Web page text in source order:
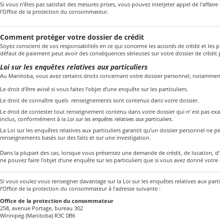
Si vous n’êtes pas satisfait des mesures prises, vous pouvez interjeter appel de
l'Office de la protection du consommateur.
Comment protéger votre dossier de crédit
Soyez conscient de vos responsabilités en ce qui concerne les accords de crédit et les
défaut de paiement peut avoir des conséquences sérieuses sur votre dossier de crédit
Loi sur les enquêtes relatives aux particuliers
Au Manitoba, vous avez certains droits concernant votre dossier personnel,
Le droit d’être avisé si vous faites l’objet d’une enquête sur les particuliers.
Le droit de connaître quels renseignements sont contenus dans votre dossier.
Le droit de contester tout renseignement contenu dans votre dossier qui n’ est pas
inclus, conformément à la Loi sur les enquêtes relatives aux particuliers.
La Loi sur les enquêtes relatives aux particuliers garantit qu’un dossier personnel ne
renseignements basés sur des faits et sur une investigation.
Dans la plupart des cas, lorsque vous présentez une demande de crédit, de location,
ne pouvez faire l'objet d'une enquête sur les particuliers que si vous avez donné
Si vous voulez vous renseigner davantage sur la Loi sur les enquêtes relatives aux
l’Office de la protection du consommateur à l’adresse suivante :
Office de la protection du consommateur
258, avenue Portage, bureau 302
Winnipeg (Manitoba) R3C 0B6